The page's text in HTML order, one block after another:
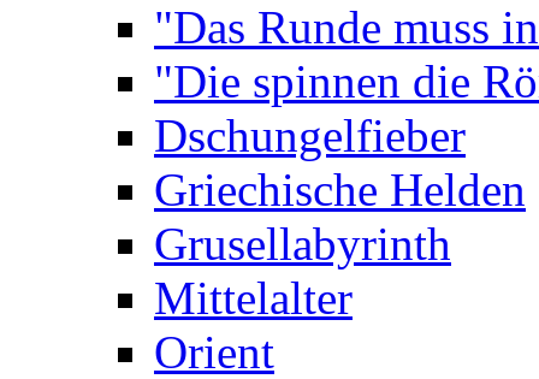
"Das Runde muss
"Die spinnen die
Dschungelfieber
Griechische Helden
Grusellabyrinth
Mittelalter
Orient